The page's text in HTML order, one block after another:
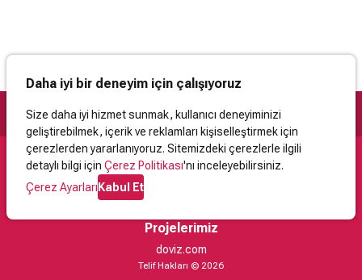
Daha iyi bir deneyim için çalışıyoruz
Size daha iyi hizmet sunmak, kullanıcı deneyiminizi
geliştirebilmek, içerik ve reklamları kişiselleştirmek için
çerezlerden yararlanıyoruz. Sitemizdeki çerezlerle ilgili
detaylı bilgi için Çerez Politikası'nı inceleyebilirsiniz.
Çerez AyarlarıKabul Et
Destek
İletişimYardımKullanıcı Sözleşmesi
Projelerimiz
doviz.com
Telif Hakları © 2026